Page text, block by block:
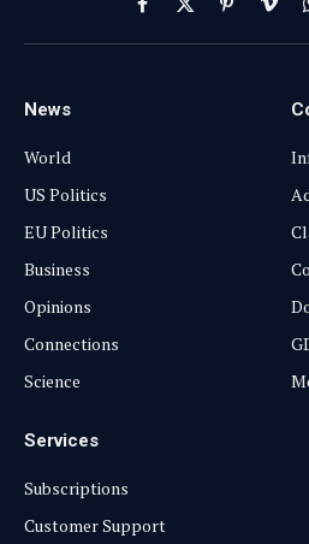
Facebook
X
(Twitter)
Pinterest
News
World
US Politics
EU Politics
Business
Opinions
Connections
Science
Services
Subscriptions
Customer Support